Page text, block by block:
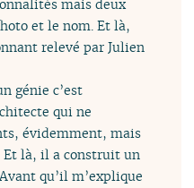
mais deux
et le nom. Et là,
relevé par Julien
génie c’est
qui ne
évidemment, mais
Et là, il a construit un
qu’il m’explique